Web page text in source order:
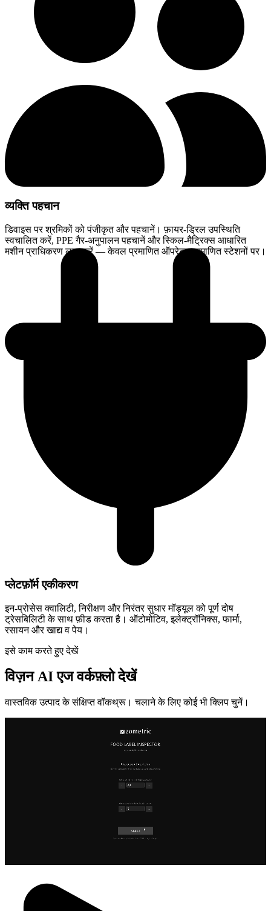
व्यक्ति पहचान
डिवाइस पर श्रमिकों को पंजीकृत और पहचानें। फ़ायर-ड्रिल उपस्थिति
स्वचालित करें, PPE गैर-अनुपालन पहचानें और स्किल-मैट्रिक्स आधारित
मशीन प्राधिकरण लागू करें — केवल प्रमाणित ऑपरेटर प्रमाणित स्टेशनों पर।
प्लेटफ़ॉर्म एकीकरण
इन-प्रोसेस क्वालिटी, निरीक्षण और निरंतर सुधार मॉड्यूल को पूर्ण दोष
ट्रेसबिलिटी के साथ फ़ीड करता है। ऑटोमोटिव, इलेक्ट्रॉनिक्स, फार्मा,
रसायन और खाद्य व पेय।
इसे काम करते हुए देखें
विज़न AI एज वर्कफ़्लो देखें
वास्तविक उत्पाद के संक्षिप्त वॉकथ्रू। चलाने के लिए कोई भी क्लिप चुनें।